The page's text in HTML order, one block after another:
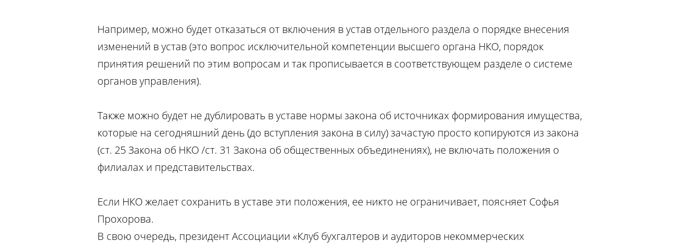
Например, можно будет отказаться от включения в устав отдельного раздела о порядке внесения
изменений в устав (это вопрос исключительной компетенции высшего органа НКО, порядок
принятия решений по этим вопросам и так прописывается в соответствующем разделе о системе
органов управления).
Также можно будет не дублировать в уставе нормы закона об источниках формирования имущества,
которые на сегодняшний день (до вступления закона в силу) зачастую просто копируются из закона
(ст. 25 Закона об НКО /ст. 31 Закона об общественных объединениях), не включать положения о
филиалах и представительствах.
Если НКО желает сохранить в уставе эти положения, ее никто не ограничивает, поясняет Софья
Прохорова.
В свою очередь, президент Ассоциации «Клуб бухгалтеров и аудиторов некоммерческих